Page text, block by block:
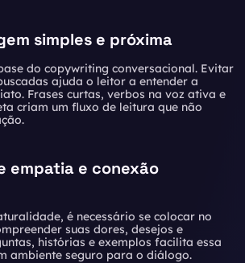
simples e próxima
do copywriting conversacional. Evitar
ajuda o leitor a entender a
Frases curtas, verbos na voz ativa e
criam um fluxo de leitura que não
empatia e conexão
é necessário se colocar no
suas dores, desejos e
histórias e exemplos facilita essa
ambiente seguro para o diálogo.